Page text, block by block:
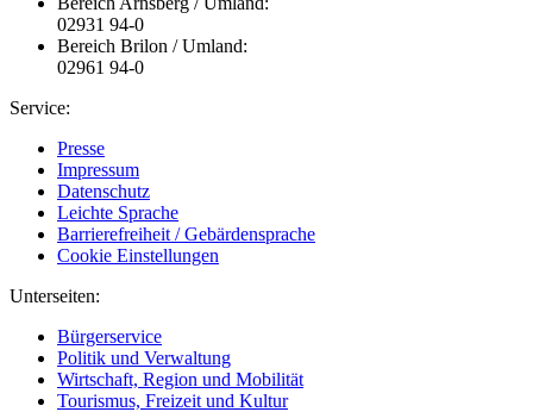
02931 94-0
Bereich Brilon / Umland:
02961 94-0
Service:
Presse
Impressum
Datenschutz
Leichte Sprache
Barrierefreiheit / Gebärdensprache
Cookie Einstellungen
Unterseiten:
Bürgerservice
Politik und Verwaltung
Wirtschaft, Region und Mobilität
Tourismus, Freizeit und Kultur